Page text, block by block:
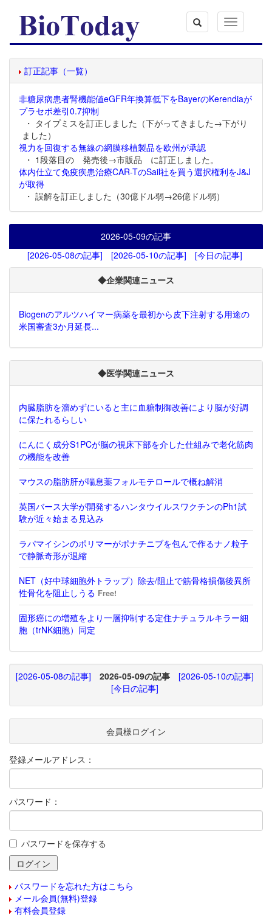
Toggle
navigation
訂正記事（一覧）
非糖尿病患者腎機能値eGFR年換算低下をBayerのKerendiaが
プラセボ差引0.7抑制
・ タイプミスを訂正しました（下がってきました→下がり
ました）
視力を回復する無線の網膜移植製品を欧州が承認
・ 1段落目の 発売後→市販品 に訂正しました。
体内仕立て免疫疾患治療CAR-TのSail社を買う選択権利をJ&J
が取得
・ 誤解を訂正しました（30億ドル弱→26億ドル弱）
2026-05-09の記事
[2026-05-08の記事]
[2026-05-10の記事] [今日の記事]
◆企業関連ニュース
Biogenのアルツハイマー病薬を最初から皮下注射する用途の
米国審査3か月延長...
◆医学関連ニュース
内臓脂肪を溜めずにいると主に血糖制御改善により脳が好調
に保たれるらしい
にんにく成分S1PCが脳の視床下部を介した仕組みで老化筋肉
の機能を改善
マウスの脂肪肝が喘息薬フォルモテロールで概ね解消
英国バース大学が開発するハンタウイルスワクチンのPh1試
験が近々始まる見込み
ラパマイシンのポリマーがポナチニブを包んで作るナノ粒子
で静脈奇形が退縮
NET（好中球細胞外トラップ）除去/阻止で筋骨格損傷後異所
性骨化を阻止しうる Free!
固形癌にの増殖をより一層抑制する定住ナチュラルキラー細
胞（trNK細胞）同定
[2026-05-08の記事] 2026-05-09の記事
[2026-05-10の記事]
[今日の記事]
会員様ログイン
登録メールアドレス：
パスワード：
パスワードを保存する
パスワードを忘れた方はこちら
メール会員(無料)登録
有料会員登録